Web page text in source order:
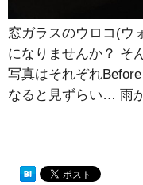
窓ガラスのウロコ(ウ
になりませんか？ そ
写真はそれぞれ
なると見ずらい… 雨